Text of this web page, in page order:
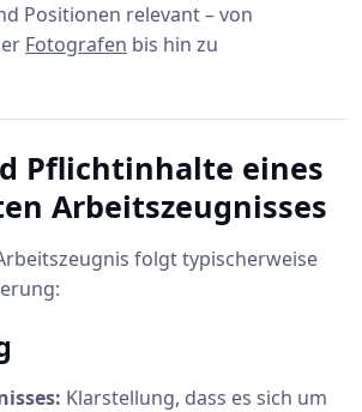
Positionen relevant – von
Fotografen bis hin zu
Pflichtinhalte eines
Arbeitszeugnisses
folgt typischerweise
Klarstellung, dass es sich um